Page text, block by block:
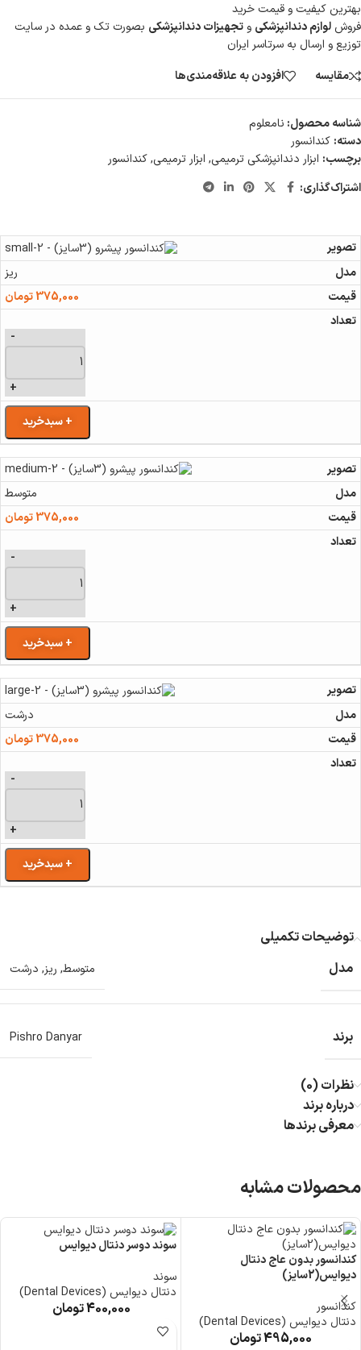
بهترین کیفیت و قیمت خرید
فروش لوازم دندانپزشکی و تجهیزات دندانپزشکی بصورت تک و عمده در سایت
توزیع و ارسال به سرتاسر ایران
مقایسه
افزودن به علاقه‌مندی‌ها
شناسه محصول: نامعلوم
دسته: کندانسور
برچسب: ابزار دندانپزشکی ترمیمی, ابزار ترمیمی,کندانسور
اشتراک‌گذاری:
ریز
375,000تومان
-
+
+ سبدخرید
متوسط
375,000تومان
-
+
+ سبدخرید
درشت
375,000تومان
-
+
+ سبدخرید
توضیحات تکمیلی
مدل
متوسط, ریز, درشت
برند Pishro Danyar
نظرات (0)
درباره برند
معرفی برند‌ها
محصولات مشابه
کندانسور بدون عاج دنتال
دیوایس(2سایز)
کندانسور
دنتال دیوایس (Dental Devices)
495,000تومان
سوند دوسر دنتال دیوایس
سوند
دنتال دیوایس (Dental Devices)
400,000تومان